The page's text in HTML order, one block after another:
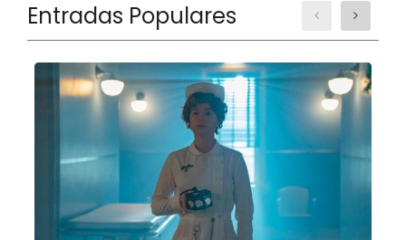
Entradas Populares